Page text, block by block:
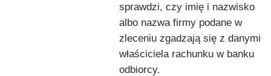
sprawdzi, czy imię i nazwisko
albo nazwa firmy podane w
zleceniu zgadzają się z danymi
właściciela rachunku w banku
odbiorcy.